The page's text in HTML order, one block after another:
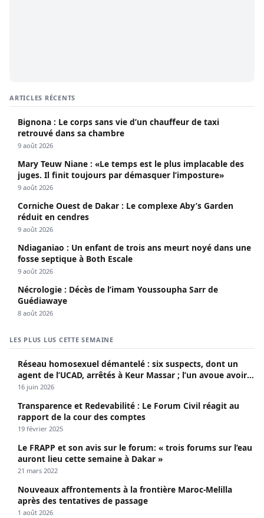
ARTICLES RÉCENTS
Bignona : Le corps sans vie d’un chauffeur de taxi
retrouvé dans sa chambre
9 août 2026
Mary Teuw Niane : «Le temps est le plus implacable des
juges. Il finit toujours par démasquer l’imposture»
9 août 2026
Corniche Ouest de Dakar : Le complexe Aby’s Garden
réduit en cendres
9 août 2026
Ndiaganiao : Un enfant de trois ans meurt noyé dans une
fosse septique à Both Escale
9 août 2026
Nécrologie : Décès de l’imam Youssoupha Sarr de
Guédiawaye
8 août 2026
LES PLUS LUS CETTE SEMAINE
Réseau homosexuel démantelé : six suspects, dont un
agent de l’UCAD, arrêtés à Keur Massar ; l’un avoue avoir
propagé le VIH depuis 2018
16 juin 2026
Transparence et Redevabilité : Le Forum Civil réagit au
rapport de la cour des comptes
19 février 2025
Le FRAPP et son avis sur le forum: « trois forums sur l’eau
auront lieu cette semaine à Dakar »
21 mars 2022
Nouveaux affrontements à la frontière Maroc-Melilla
après des tentatives de passage
1 août 2026